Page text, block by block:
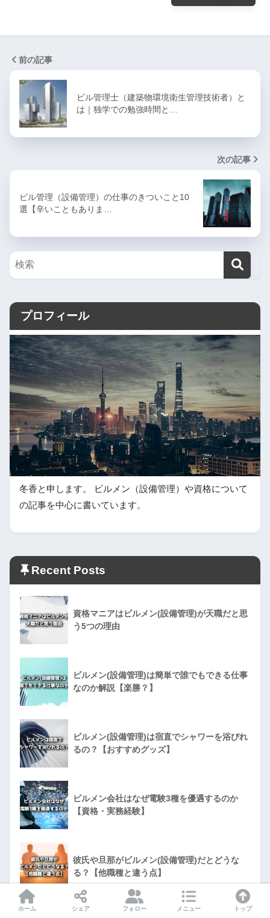
前の記事
ビル管理士（建築物環境衛生管理技術者）と
は｜独学での勉強時間と…
次の記事
ビル管理（設備管理）の仕事のきついこと10
選【辛いこともありま…
プロフィール
冬香と申します。 ビルメン（設備管理）や資格について
の記事を中心に書いています。
Recent Posts
資格マニアはビルメン(設備管理)が天職だと思
う5つの理由
ビルメン(設備管理)は簡単で誰でもできる仕事
なのか解説【楽勝？】
ビルメン(設備管理)は宿直でシャワーを浴びれ
るの？【おすすめグッズ】
ビルメン会社はなぜ電験3種を優遇するのか
【資格・実務経験】
彼氏や旦那がビルメン(設備管理)だとどうな
る？【他職種と違う点】
ホーム シェア フォロー メニュー トップ